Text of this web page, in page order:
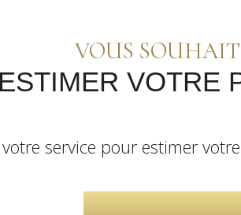
VOUS
VOTRE
service pour estimer